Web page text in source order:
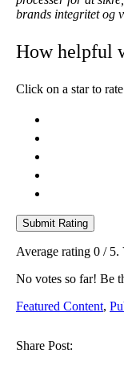
brands integritet og
How helpful
Click on a star to
Submit Rating
Average rating 0 / 5.
No votes so far! Be
Featured Content,
Share Post: